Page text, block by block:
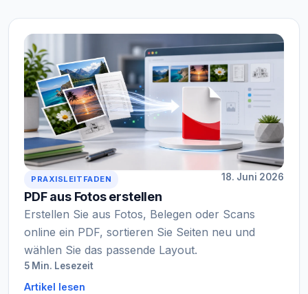
PRAXISLEITFADEN 18. Juni 2026
PDF aus Fotos erstellen
Erstellen Sie aus Fotos, Belegen oder Scans
online ein PDF, sortieren Sie Seiten neu und
wählen Sie das passende Layout.
5 Min. Lesezeit
Artikel lesen